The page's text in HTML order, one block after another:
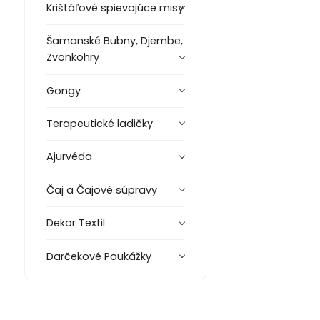
Krištáľové spievajúce misy
Šamanské Bubny, Djembe,
Zvonkohry
Gongy
Terapeutické ladičky
Ajurvéda
Čaj a Čajové súpravy
Dekor Textil
Darčekové Poukážky